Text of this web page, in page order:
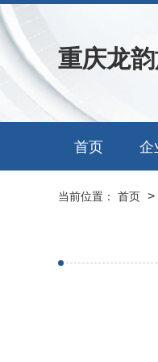
重庆龙
首页 企
当前位置： 首页 >